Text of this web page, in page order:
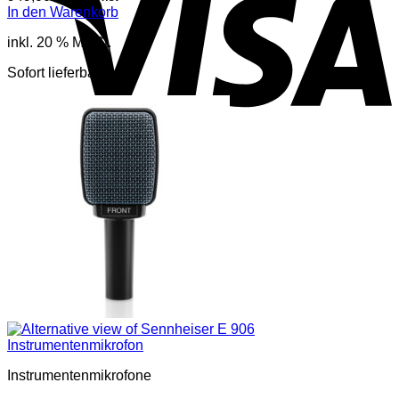
In den Warenkorb
inkl. 20 % MwSt.
Sofort lieferbar
Instrumentenmikrofone